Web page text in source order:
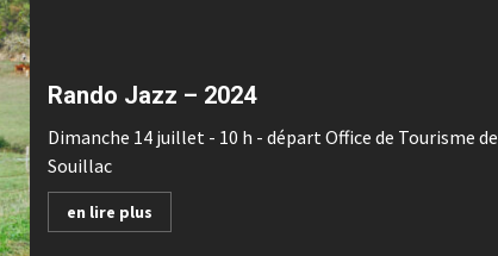
Rando Jazz – 2024
Dimanche 14 juillet - 10 h - départ Office de Tourisme de
Souillac
en lire plus